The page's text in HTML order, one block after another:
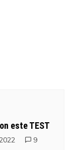
este TEST
9